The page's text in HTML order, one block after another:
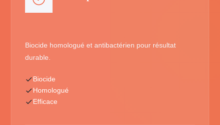
Biocide homologué et antibactérien pour résultat
durable.
Biocide
Homologué
Efficace